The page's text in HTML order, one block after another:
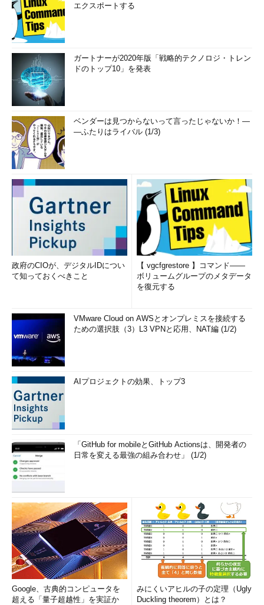
エクスポートする
ガートナーが2020年版「戦略的テクノロジ・トレン
ドのトップ10」を発表
ベンダーは見つからないって言ったじゃないか！―
―ふたりはライバル (1/3)
政府のCIOが、デジタルIDについ
て知っておくべきこと
【 vgcfgrestore 】コマンド――
ボリュームグループのメタデータ
を復元する
VMware Cloud on AWSとオンプレミスを接続する
ための選択肢（3）L3 VPNと応用、NAT編 (1/2)
AIプロジェクトの効果、トップ3
「GitHub for mobileとGitHub Actionsは、開発者の
日常を変える最強の組み合わせ」 (1/2)
Google、古典的コンピュータを
超える「量子超越性」を実証か
みにくいアヒルの子の定理（Ugly
Duckling theorem）とは？